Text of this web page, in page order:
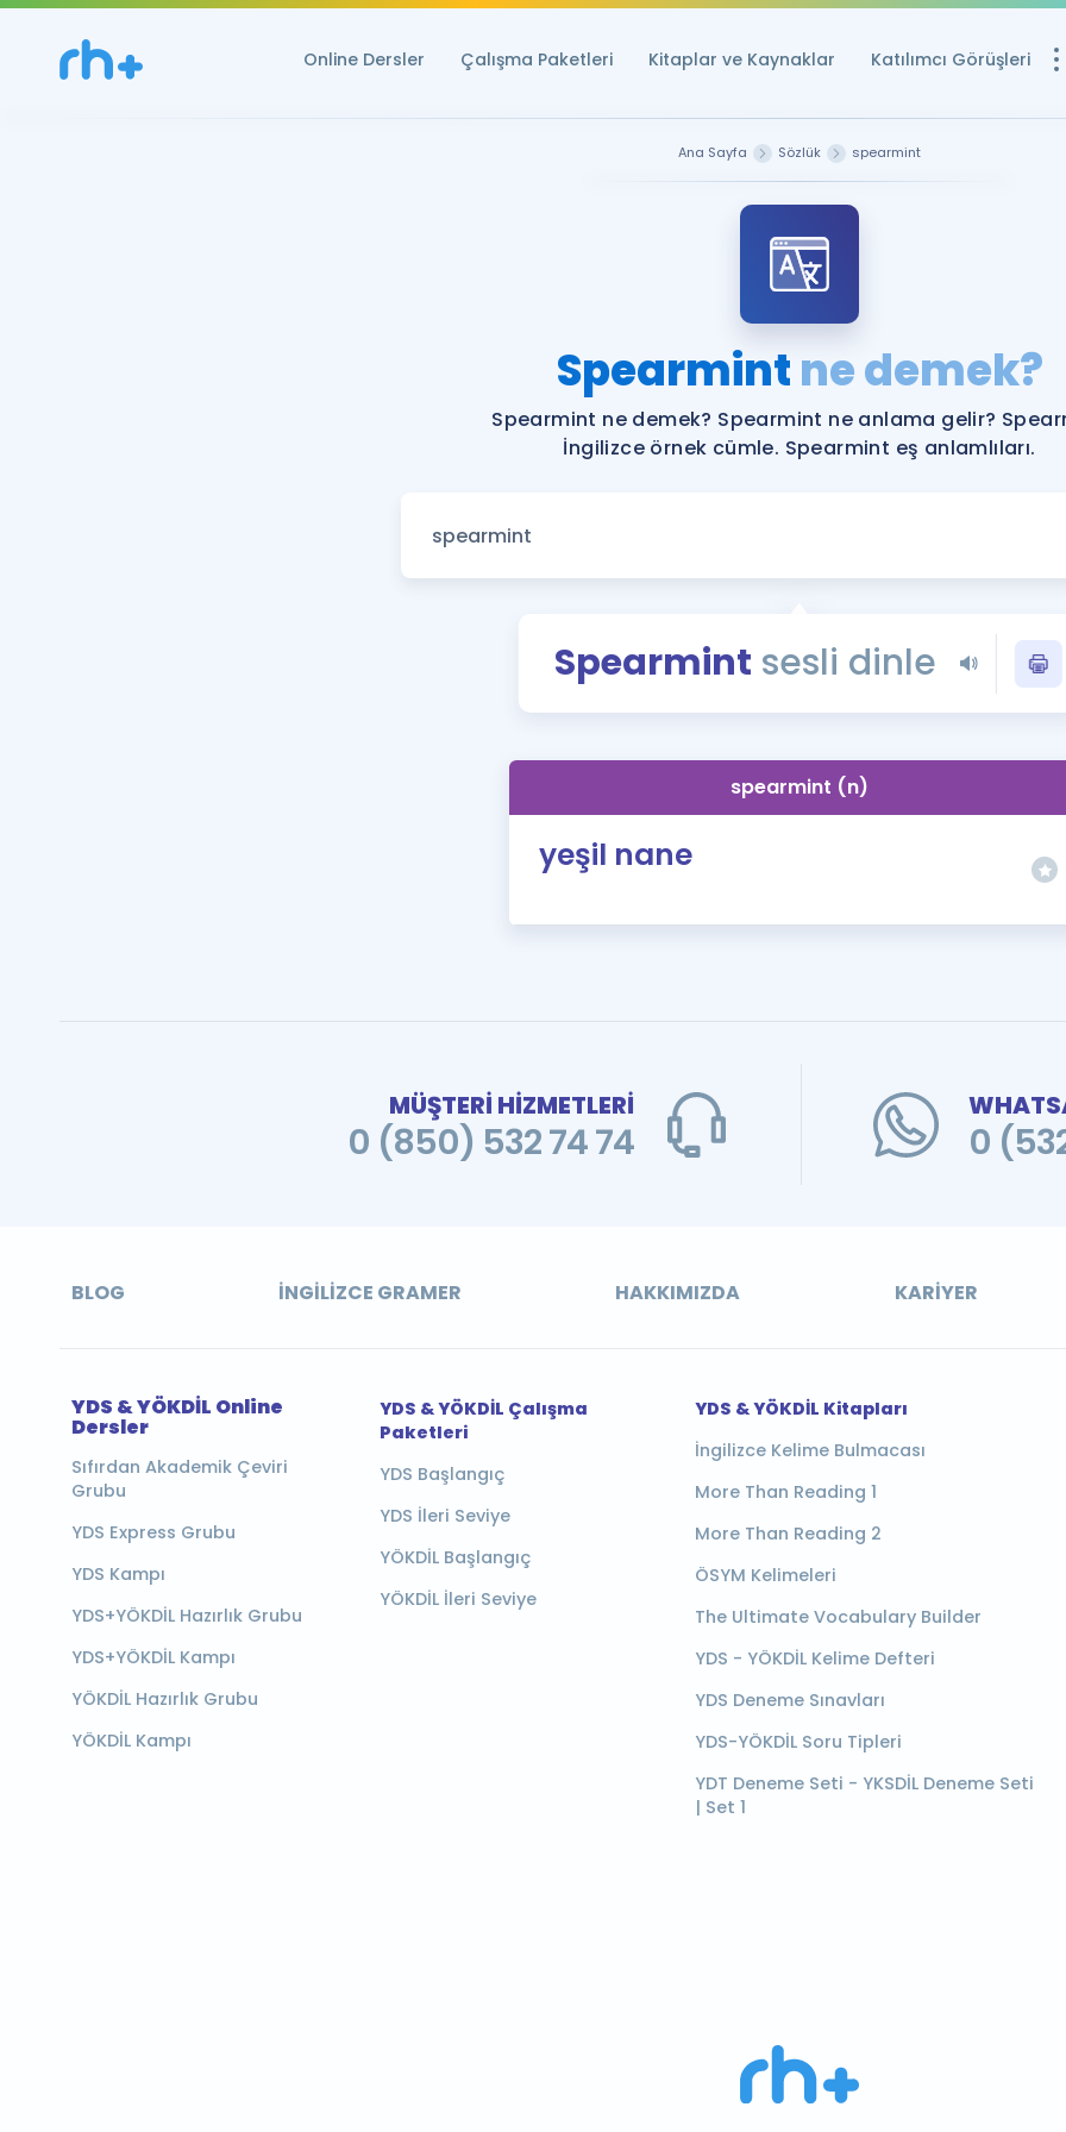
Online Dersler Çalışma Paketleri Kitaplar ve Kaynaklar Katılımcı Görüşleri
YDS ve YÖKDİL
YDS ve YÖKDİL'e
Tüm ÖSYM
YDS - YÖKDİL
İngilizce
Ana Sayfa Sözlük spearmint
Spearmintne demek?
Spearmint ne demek? Spearmint ne anlama gelir?
İngilizce örnek cümle. Spearmint eş anlamlıları.
Spearmint sesli dinle
spearmint (n)
yeşil nane
MÜŞTERİ HİZMETLERİ
0 (850) 532 74 74 0
BLOG İNGILIZCE GRAMER HAKKIMIZDA KARIYER
YDS & YÖKDİL Online
Dersler
Sıfırdan Akademik Çeviri
Grubu
YDS Express Grubu
YDS Kampı
YDS+YÖKDİL Hazırlık Grubu
YDS+YÖKDİL Kampı
YÖKDİL Hazırlık Grubu
YÖKDİL Kampı
YDS & YÖKDİL Çalışma
Paketleri
YDS Başlangıç
YDS İleri Seviye
YÖKDİL Başlangıç
YÖKDİL İleri Seviye
YDS & YÖKDİL Kitapları
İngilizce Kelime Bulmacası
More Than Reading 1
More Than Reading 2
ÖSYM Kelimeleri
The Ultimate Vocabulary Builder
YDS - YÖKDİL Kelime Defteri
YDS Deneme Sınavları
YDS-YÖKDİL Soru Tipleri
YDT Deneme Seti - YKSDİL Deneme Seti
| Set 1